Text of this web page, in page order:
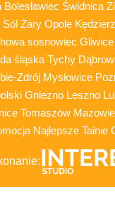
Bolesławiec Świdnica
Żary Opole
sosnowiec Gliwice
śląska Tychy
Zdrój Mysłowice
Gniezno Leszno
Tomaszów
Najlepsze Tainie